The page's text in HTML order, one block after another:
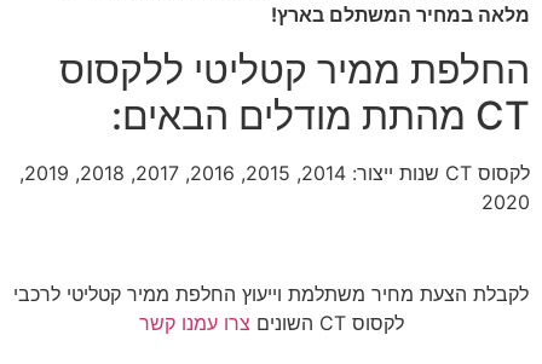
מלאה במחיר המשתלם בארץ!
החלפת ממיר קטליטי ללקסוס
CT מהתת מודלים הבאים:
לקסוס CT שנות ייצור: 2014, 2015, 2016, 2017, 2018, 2019,
2020
לקבלת הצעת מחיר משתלמת וייעוץ החלפת ממיר קטליטי לרכבי
לקסוס CT השונים
צרו עמנו קשר